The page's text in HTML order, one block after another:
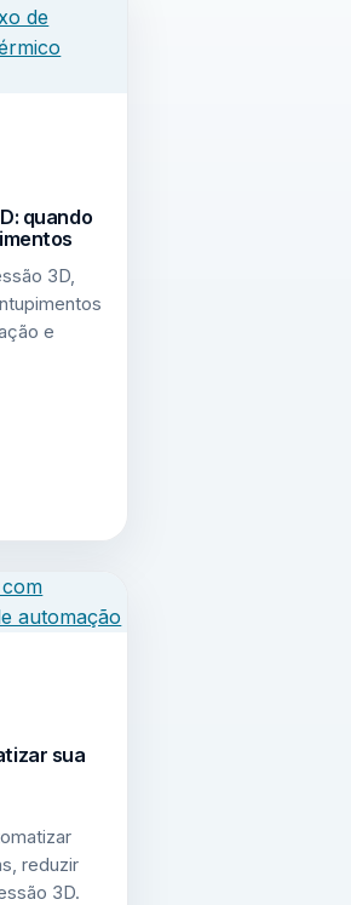
quando
3D,
e
sua
reduzir
3D.